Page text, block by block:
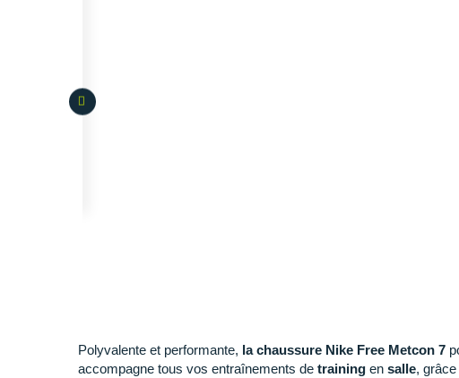
Polyvalente et performante, la chaussure Nike Free Metcon 7
accompagne tous vos entraînements de training en salle,